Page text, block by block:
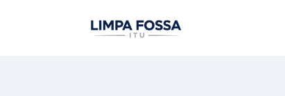
Menu de